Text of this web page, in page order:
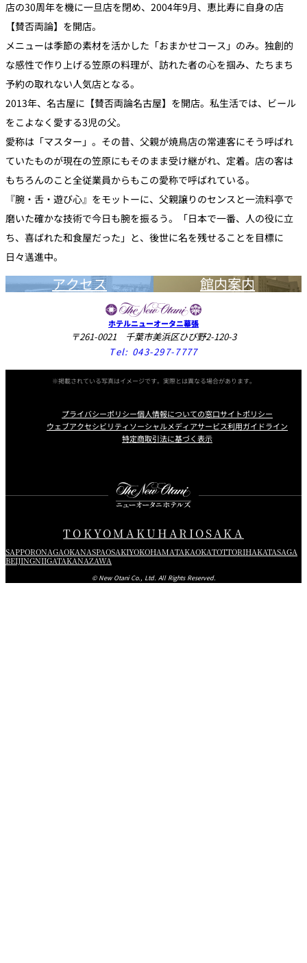
店の30周年を機に一旦店を閉め、2004年9月、恵比寿に自身の店
【賛否両論】を開店。
メニューは季節の素材を活かした「おまかせコース」のみ。独創的
な感性で作り上げる笠原の料理が、訪れた者の心を掴み、たちまち
予約の取れない人気店となる。
2013年、名古屋に【賛否両論名古屋】を開店。私生活では、ビール
をこよなく愛する3児の父。
愛称は「マスター」。その昔、父親が焼鳥店の常連客にそう呼ばれ
ていたものが現在の笠原にもそのまま受け継がれ、定着。店の客は
もちろんのこと全従業員からもこの愛称で呼ばれている。
『腕・舌・遊び心』をモットーに、父親譲りのセンスと一流料亭で
磨いた確かな技術で今日も腕を振るう。「日本で一番、人の役に立
ち、喜ばれた和食屋だった」と、後世に名を残せることを目標に
日々邁進中。
アクセス 館内案内
ホテルニューオータニ幕張
〒261-0021 千葉市美浜区ひび野2-120-3
Tel: 043-297-7777
※掲載されている写真はイメージです。実際とは異なる場合があります。
プライバシーポリシー個人情報についての窓口サイトポリシー
ウェブアクセシビリティソーシャルメディアサービス利用ガイドライン
特定商取引法に基づく表示
TOKYOMAKUHARIOSAKA
SAPPORONAGAOKANASPAOSAKIYOKOHAMATAKAOKATOTTORIHAKATASAGA
BEIJINGNIIGATAKANAZAWA
© New Otani Co., Ltd. All Rights Reserved.